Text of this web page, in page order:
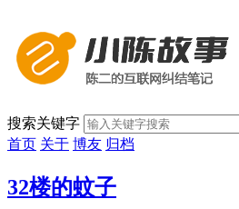
搜索关键字
首页 关于 博友 归档
32楼的蚊子